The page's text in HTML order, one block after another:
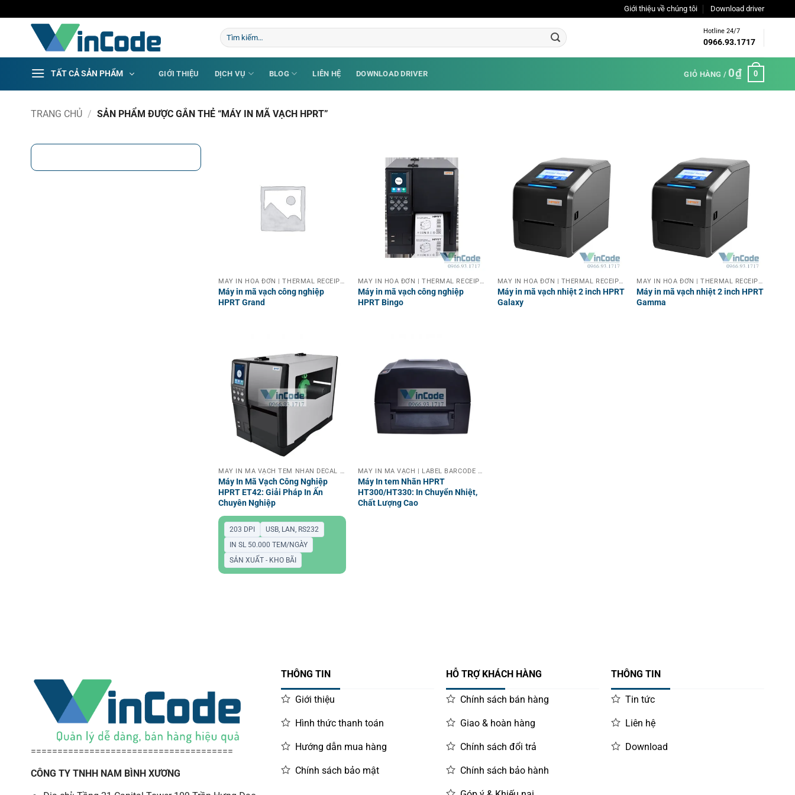
qua
Giới thiệu về chúng tôi Download driver
Tìm
kiếm:
Hotline 24/7
0966.93.1717
TẤT CẢ SẢN PHẨM GIỚI THIỆU DỊCH VỤ BLOG LIÊN HỆ DOWNLOAD DRIVER GIỎ HÀNG / 0₫ 0
TRANG CHỦ / SẢN PHẨM ĐƯỢC GẮN THẺ “MÁY IN MÃ VẠCH HPRT”
MÁY IN HOÁ ĐƠN | THERMAL RECEIPT PRINTER
Máy in mã vạch công nghiệp
HPRT Grand
MÁY IN HOÁ ĐƠN | THERMAL RECEIPT PRINTER
Máy in mã vạch công nghiệp
HPRT Bingo
MÁY IN HOÁ ĐƠN | THERMAL RECEIPT PRINTER
Máy in mã vạch nhiệt 2 inch HPRT
Galaxy
MÁY IN HOÁ ĐƠN | THERMAL RECEIPT PRINTER
Máy in mã vạch nhiệt 2 inch HPRT
Gamma
MÁY IN MÃ VẠCH TEM NHÃN DECAL CÔNG NGHIỆP
Máy In Mã Vạch Công Nghiệp
HPRT ET42: Giải Pháp In Ấn
Chuyên Nghiệp
203 DPI
USB, LAN, RS232
IN SL 50.000 TEM/NGÀY
SẢN XUẤT - KHO BÃI
MÁY IN MÃ VẠCH | LABEL BARCODE PRINTER
Máy In tem Nhãn HPRT
HT300/HT330: In Chuyển Nhiệt,
Chất Lượng Cao
======================================
CÔNG TY TNHH NAM BÌNH XƯƠNG
THÔNG TIN
Giới thiệu
Hình thức thanh toán
Hướng dẫn mua hàng
Chính sách bảo mật
HỖ TRỢ KHÁCH HÀNG
Chính sách bán hàng
Giao & hoàn hàng
Chính sách đổi trả
Chính sách bảo hành
THÔNG TIN
Tin tức
Liên hệ
Download